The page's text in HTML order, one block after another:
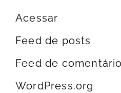
Acessar
Feed de posts
Feed de
WordPress.org